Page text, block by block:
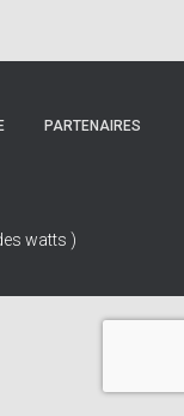
PARTENAIRES
watts )